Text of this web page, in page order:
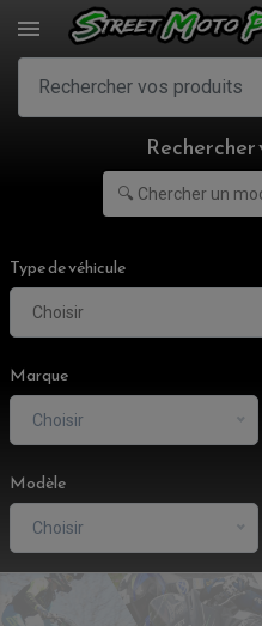
Type de véhicule
Choisir
Marque
Choisir
Modèle
Choisir